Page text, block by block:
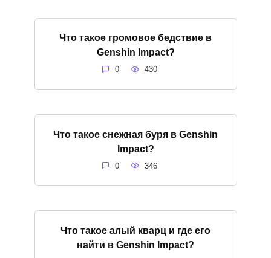
Что такое громовое бедствие в
Genshin Impact?
0 430
Что такое снежная буря в Genshin
Impact?
0 346
Что такое алый кварц и где его
найти в Genshin Impact?